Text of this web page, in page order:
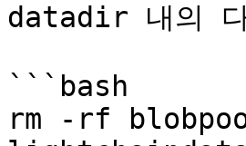
datadir 내의 다
```bash
rm -rf